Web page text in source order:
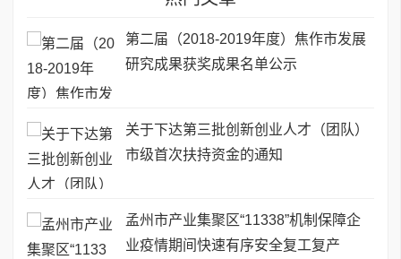
第二届（2018-2019年度）焦作市发展
研究成果获奖成果名单公示
关于下达第三批创新创业人才（团队）
市级首次扶持资金的通知
孟州市产业集聚区“11338”机制保障企
业疫情期间快速有序安全复工复产